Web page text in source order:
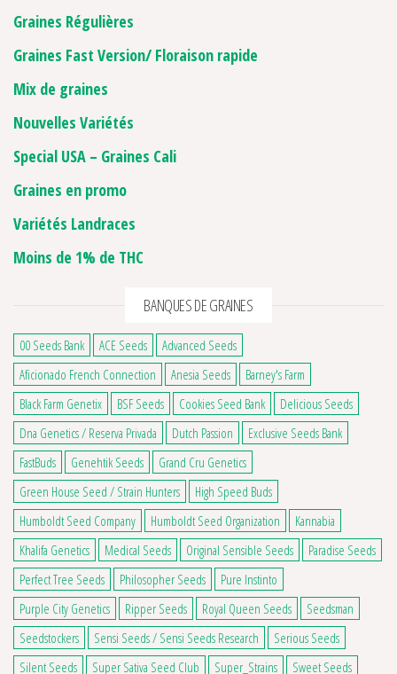
Graines Régulières
Graines Fast Version/ Floraison rapide
Mix de graines
Nouvelles Variétés
Special USA – Graines Cali
Graines en promo
Variétés Landraces
Moins de 1% de THC
BANQUES DE GRAINES
00 Seeds Bank ACE Seeds
Advanced Seeds
Aficionado French Connection
Anesia Seeds
Barney's Farm
Black Farm Genetix
BSF Seeds Cookies Seed Bank
Delicious Seeds
Dna Genetics / Reserva Privada
Dutch Passion
Exclusive Seeds Bank
FastBuds
Genehtik Seeds
Grand Cru Genetics
Green House Seed / Strain Hunters
High Speed Buds
Humboldt Seed Company
Humboldt Seed Organization
Kannabia
Khalifa Genetics
Medical Seeds Original Sensible Seeds
Paradise Seeds
Perfect Tree Seeds
Philosopher Seeds
Pure Instinto
Purple City Genetics
Ripper Seeds Royal Queen Seeds
Seedsman
Seedstockers
Sensi Seeds / Sensi Seeds Research
Serious Seeds
Silent Seeds
Super Sativa Seed Club Super_Strains Sweet Seeds